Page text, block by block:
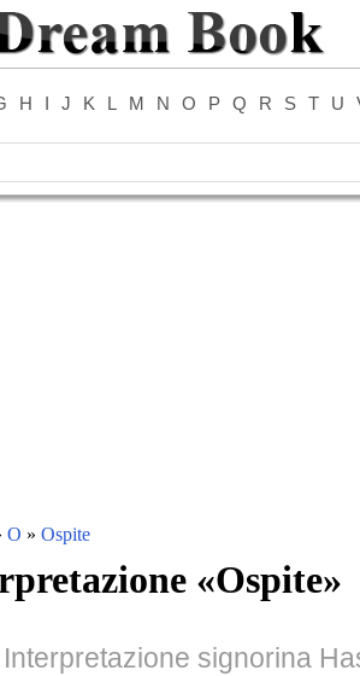
H I J K L M N O P Q R S T U
O » Ospite
«Ospite»
signorina